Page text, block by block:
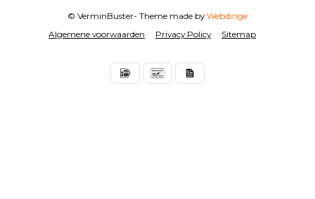
Algemene voorwaarden Privacy Policy Sitemap
© VerminBuster- Theme made byWebdinge